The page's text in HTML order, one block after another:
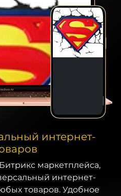
интернет-
маркетплейса,
интернет-
товаров. Удобное